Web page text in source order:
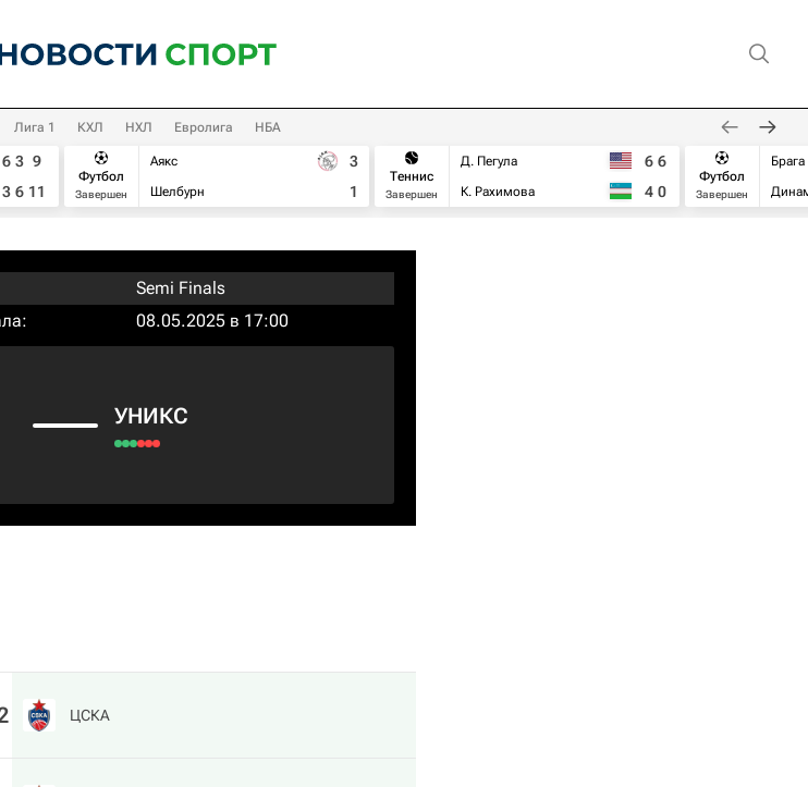
Лига 1 КХЛ НХЛ Евролига НБА
6 3 9
3 6 11
Футбол
Завершен
Аякс
Шелбурн
3
1
Теннис
Завершен
Д. Пегула
К. Рахимова
6 6
4 0
Футбол
Завершен
Брага
Semi Finals
08.05.2025 в 17:00
УНИКС
ЦСКА